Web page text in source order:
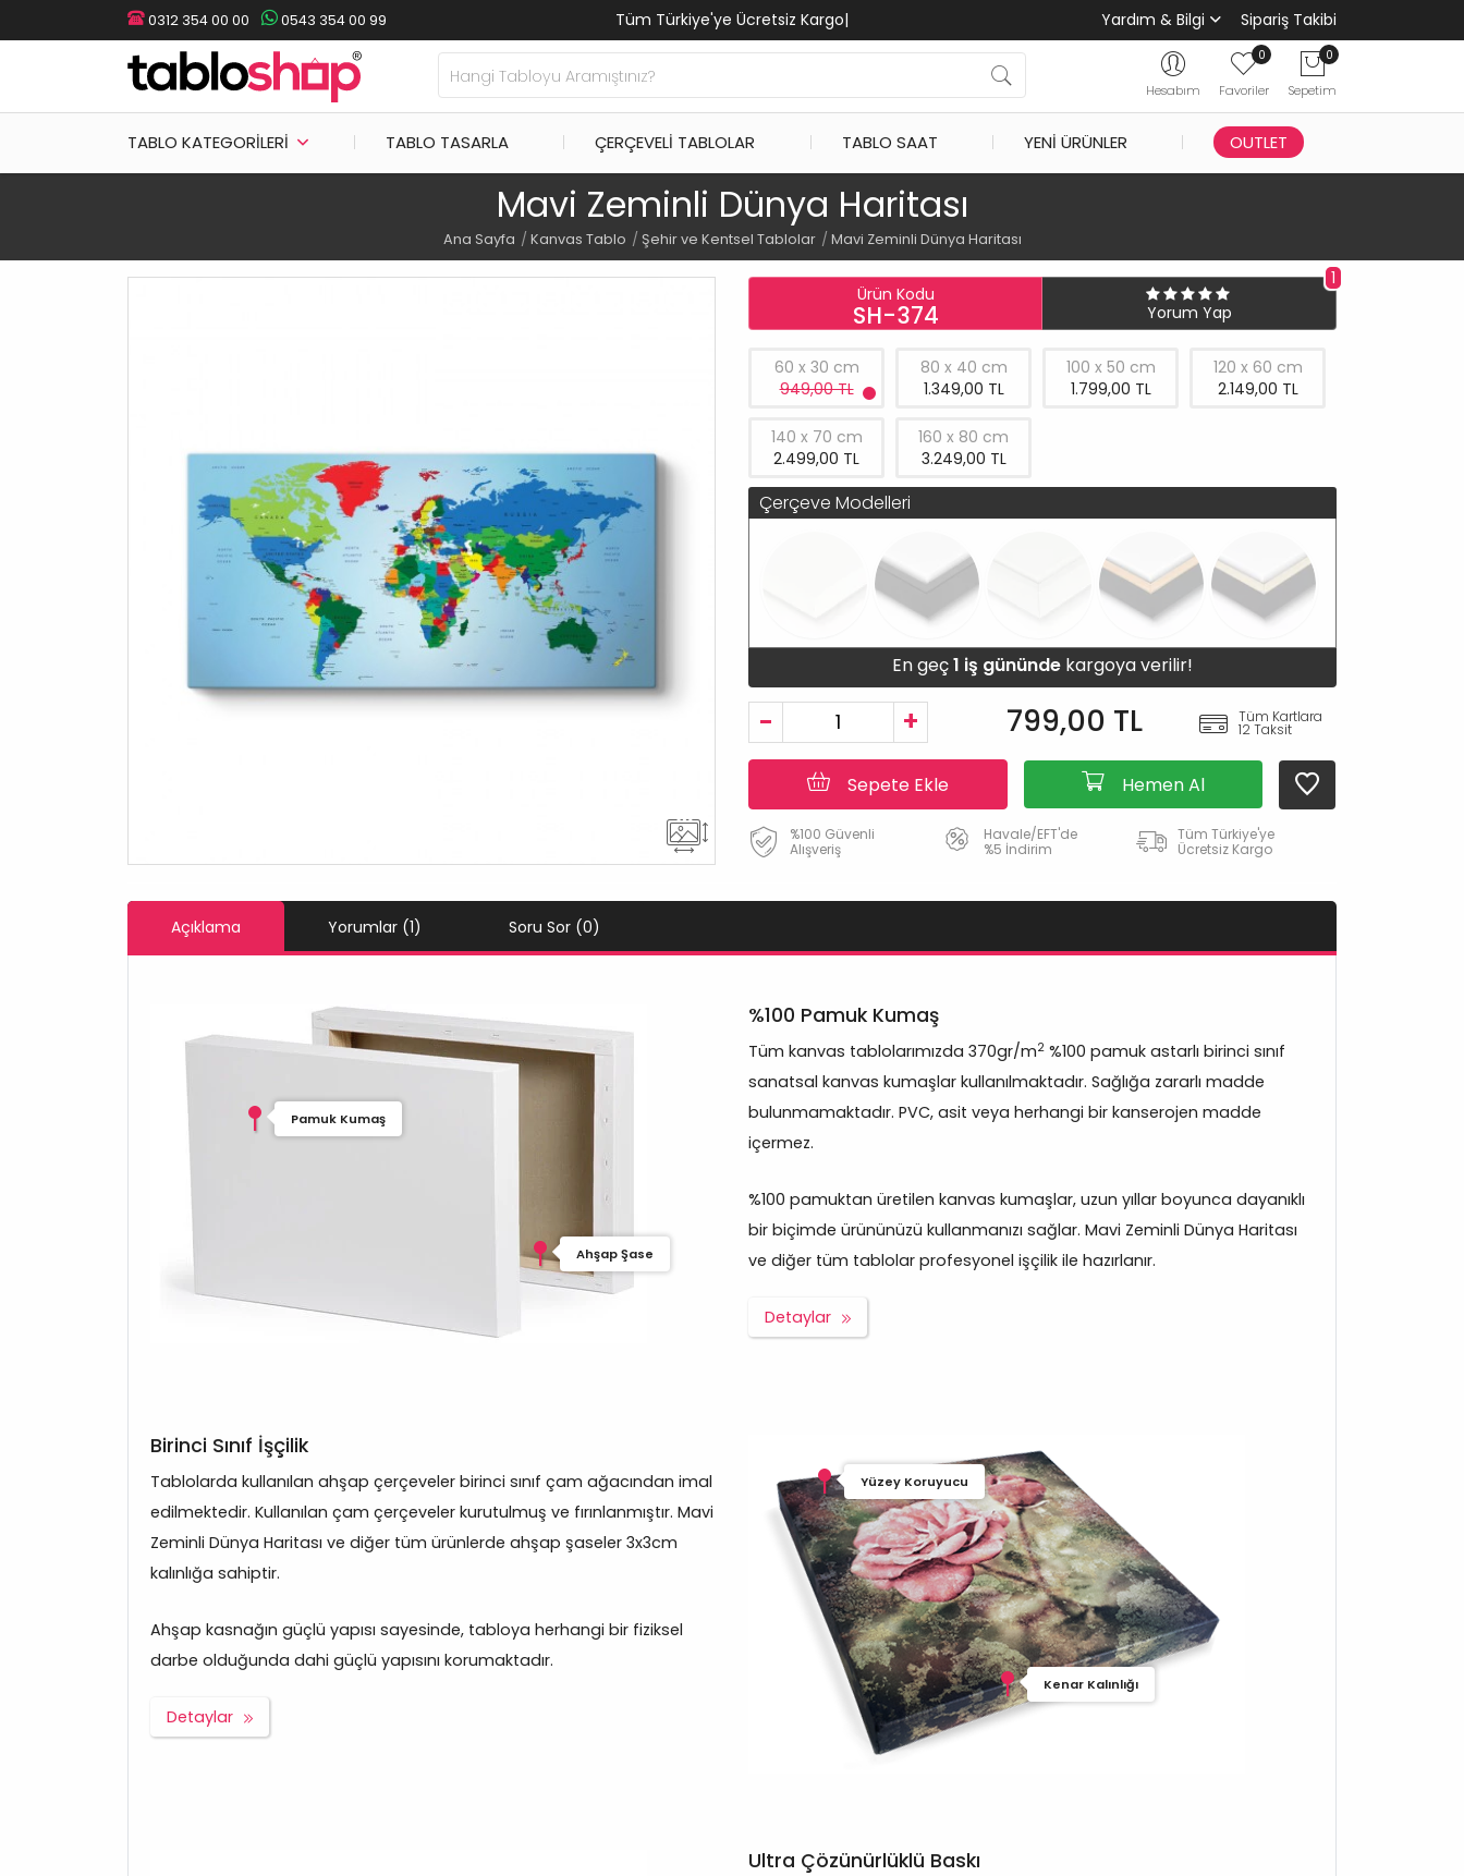
0312 354 00 00 0543 354 00 99 Tüm Türkiye'ye Ücretsiz Kargo| Yardım & Bilgi Sipariş Takibi
Hesabım
0
Favoriler
0
Sepetim
TABLO KATEGORILERI TABLO TASARLA ÇERÇEVELI TABLOLAR TABLO SAAT YENI ÜRÜNLER OUTLET
Mavi Zeminli Dünya Haritası
Ana Sayfa Kanvas Tablo Şehir ve Kentsel Tablolar Mavi Zeminli Dünya Haritası
Ürün Kodu
SH-374
1
Yorum Yap
60 x 30 cm
949,00 TL
80 x 40 cm
1.349,00 TL
100 x 50 cm
1.799,00 TL
120 x 60 cm
2.149,00 TL
140 x 70 cm
2.499,00 TL
160 x 80 cm
3.249,00 TL
Çerçeve Modelleri
En geç1 iş gününde kargoya verilir!
- + 799,00 TL Tüm Kartlara
12 Taksit
Sepete Ekle Hemen Al
%100 Güvenli
Alışveriş
Havale/EFT'de
%5 İndirim
Tüm Türkiye'ye
Ücretsiz Kargo
Açıklama Yorumlar (1) Soru Sor (0)
Pamuk Kumaş
Ahşap Şase
%100 Pamuk Kumaş
Tüm kanvas tablolarımızda 370gr/m2 %100 pamuk astarlı birinci sınıf
sanatsal kanvas kumaşlar kullanılmaktadır. Sağlığa zararlı madde
bulunmamaktadır. PVC, asit veya herhangi bir kanserojen madde
içermez.
%100 pamuktan üretilen kanvas kumaşlar, uzun yıllar boyunca dayanıklı
bir biçimde ürününüzü kullanmanızı sağlar. Mavi Zeminli Dünya Haritası
ve diğer tüm tablolar profesyonel işçilik ile hazırlanır.
Detaylar
Birinci Sınıf İşçilik
Tablolarda kullanılan ahşap çerçeveler birinci sınıf çam ağacından imal
edilmektedir. Kullanılan çam çerçeveler kurutulmuş ve fırınlanmıştır. Mavi
Zeminli Dünya Haritası ve diğer tüm ürünlerde ahşap şaseler 3x3cm
kalınlığa sahiptir.
Ahşap kasnağın güçlü yapısı sayesinde, tabloya herhangi bir fiziksel
darbe olduğunda dahi güçlü yapısını korumaktadır.
Detaylar
Yüzey Koruyucu
Kenar Kalınlığı
Ultra Çözünürlüklü Baskı